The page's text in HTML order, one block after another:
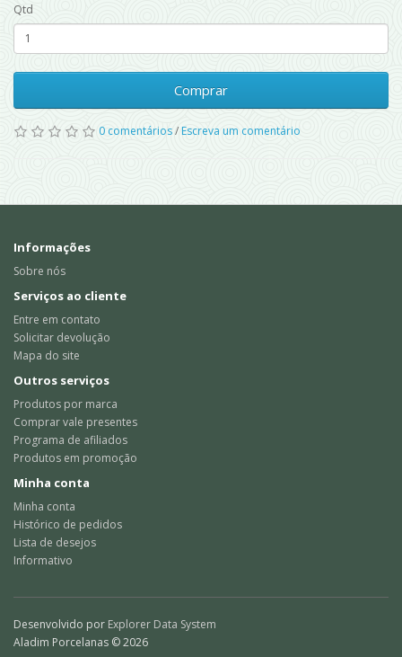
Qtd
Comprar
0 comentários/Escreva um comentário
Informações
Sobre nós
Serviços ao cliente
Entre em contato
Solicitar devolução
Mapa do site
Outros serviços
Produtos por marca
Comprar vale presentes
Programa de afiliados
Produtos em promoção
Minha conta
Minha conta
Histórico de pedidos
Lista de desejos
Informativo
Desenvolvido por Explorer Data System
Aladim Porcelanas © 2026